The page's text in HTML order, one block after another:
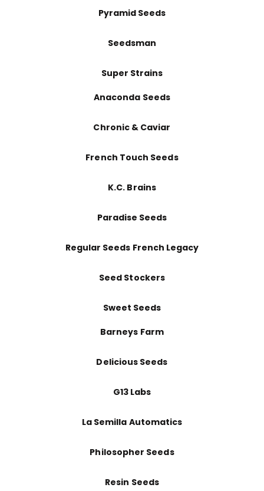
Pyramid Seeds
Seedsman
Super Strains
Anaconda Seeds
Chronic & Caviar
French Touch Seeds
K.C. Brains
Paradise Seeds
Regular Seeds French Legacy
Seed Stockers
Sweet Seeds
Barneys Farm
Delicious Seeds
G13 Labs
La Semilla Automatics
Philosopher Seeds
Resin Seeds